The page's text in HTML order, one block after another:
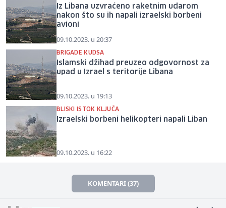
Iz Libana uzvraćeno raketnim udarom
nakon što su ih napali izraelski borbeni
avioni
09.10.2023. u 20:37
BRIGADE KUDSA
Islamski džihad preuzeo odgovornost za
upad u Izrael s teritorije Libana
09.10.2023. u 19:13
BLISKI ISTOK KLJUČA
Izraelski borbeni helikopteri napali Liban
09.10.2023. u 16:22
KOMENTARI (37)